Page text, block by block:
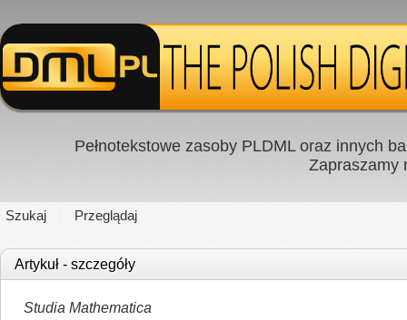
Pełnotekstowe zasoby PLDML oraz innych
Zapraszamy
Szukaj Przeglądaj
Artykuł - szczegóły
Studia Mathematica